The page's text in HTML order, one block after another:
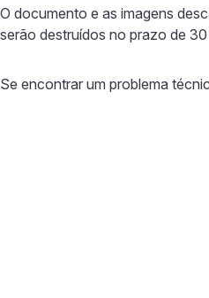
O documento e as imagens
serão destruídos no prazo de 30
Se encontrar um problema